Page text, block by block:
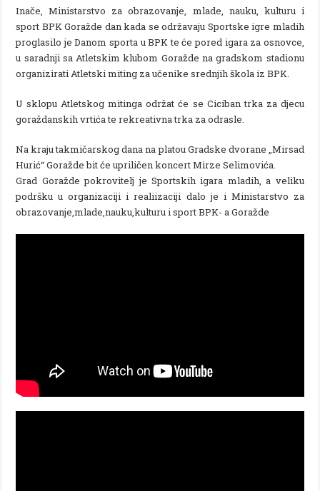
Inače, Ministarstvo za obrazovanje, mlade, nauku, kulturu i
sport BPK Goražde dan kada se održavaju Sportske igre mladih
proglasilo je Danom sporta u BPK te će pored igara za osnovce,
u saradnji sa Atletskim klubom Goražde na gradskom stadionu
organizirati Atletski miting za učenike srednjih škola iz BPK.
U sklopu Atletskog mitinga održat će se Ciciban trka za djecu
goraždanskih vrtića te rekreativna trka za odrasle.
Na kraju takmičarskog dana na platou Gradske dvorane „Mirsad
Hurić“ Goražde bit će upriličen koncert Mirze Selimovića.
Grad Goražde pokrovitelj je Sportskih igara mladih, a veliku
podršku u organizaciji i realiizaciji dalo je i Ministarstvo za
obrazovanje,mlade,nauku,kulturu i sport BPK- a Goražde